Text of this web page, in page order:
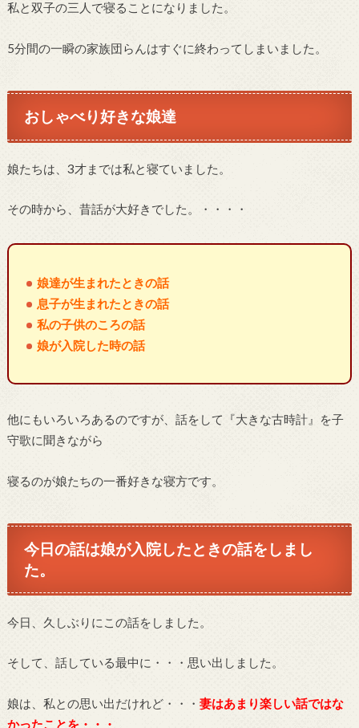
私と双子の三人で寝ることになりました。
5分間の一瞬の家族団らんはすぐに終わってしまいました。
おしゃべり好きな娘達
娘たちは、3才までは私と寝ていました。
その時から、昔話が大好きでした。・・・・
娘達が生まれたときの話
息子が生まれたときの話
私の子供のころの話
娘が入院した時の話
他にもいろいろあるのですが、話をして『大きな古時計』を子
守歌に聞きながら
寝るのが娘たちの一番好きな寝方です。
今日の話は娘が入院したときの話をしまし
た。
今日、久しぶりにこの話をしました。
そして、話している最中に・・・思い出しました。
娘は、私との思い出だけれど・・・ 妻はあまり楽しい話ではな
かったことを・・・